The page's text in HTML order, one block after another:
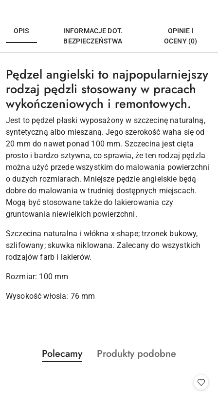
OPIS
INFORMACJE DOT.
BEZPIECZEŃSTWA
OPINIE I
OCENY (0)
Pędzel angielski to najpopularniejszy
rodzaj pędzli stosowany w pracach
wykończeniowych i remontowych.
Jest to pędzel płaski wyposażony w szczecinę naturalną,
syntetyczną albo mieszaną. Jego szerokość waha się od
20 mm do nawet ponad 100 mm. Szczecina jest cięta
prosto i bardzo sztywna, co sprawia, że ten rodzaj pędzla
można użyć przede wszystkim do malowania powierzchni
o dużych rozmiarach. Mniejsze pędzle angielskie będą
dobre do malowania w trudniej dostępnych miejscach.
Mogą być stosowane także do lakierowania czy
gruntowania niewielkich powierzchni.
Szczecina naturalna i włókna x-shape; trzonek bukowy,
szlifowany; skuwka niklowana. Zalecany do wszystkich
rodzajów farb i lakierów.
Rozmiar: 100 mm
Wysokość włosia: 76 mm
Pomiń karuzelę produktów
Produkty
o
Polecamy
Produkty
Produkty podobne